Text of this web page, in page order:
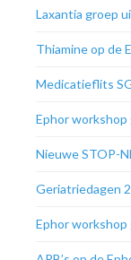
Laxantia groep
Thiamine op de
Medicatieflits
Ephor
Nieuwe STOP-
Geriatriedagen
Ephor